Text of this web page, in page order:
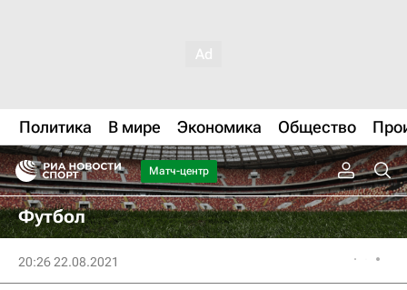
Политика В мире Экономика Общество
Матч-центр
Футбол
20:26 22.08.2021